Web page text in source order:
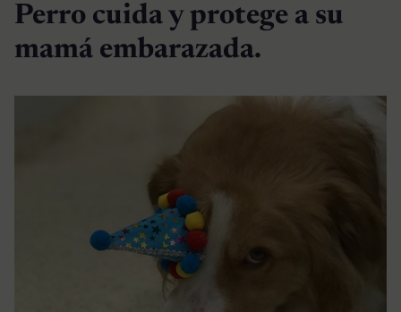
Perro cuida y protege a su
mamá embarazada.